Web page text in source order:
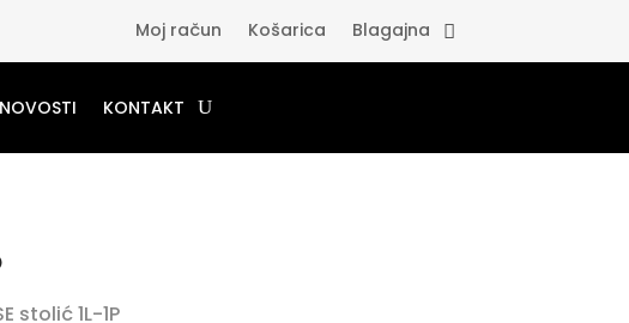
Moj račun Košarica Blagajna
NOVOSTI KONTAKT
stolić 1L-1P